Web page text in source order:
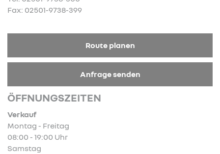
Fax: 02501-9738-399
Route planen
Anfrage senden
ÖFFNUNGSZEITEN
Verkauf
Montag - Freitag
08:00 - 19:00 Uhr
Samstag